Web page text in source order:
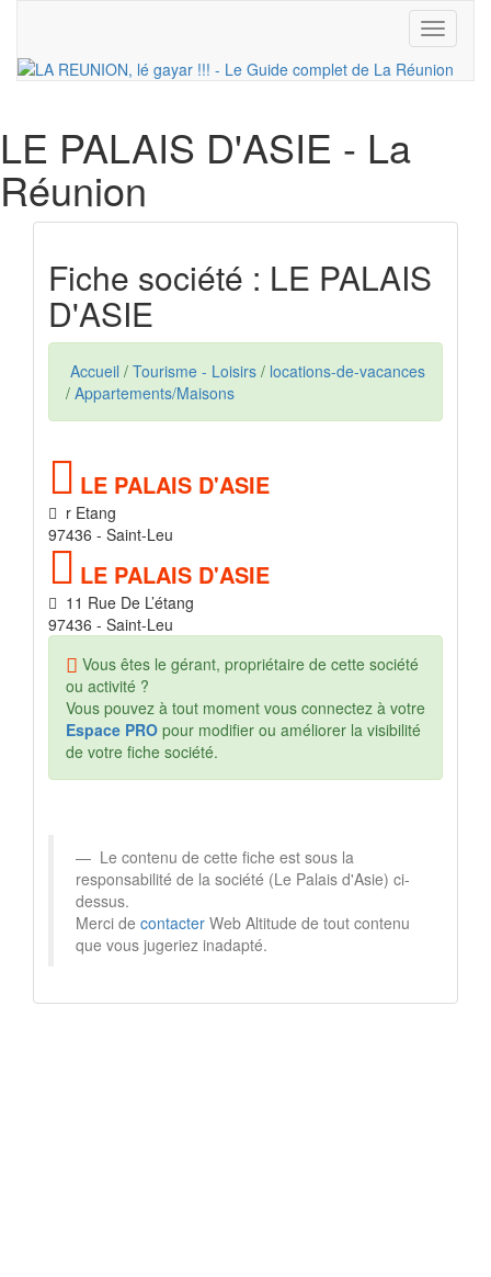
Toggle
LE PALAIS D'ASIE - La
Réunion
Fiche société : LE PALAIS
D'ASIE
Accueil / Tourisme - Loisirs / locations-de-vacances
/ Appartements/Maisons
LE PALAIS D'ASIE
r Etang
97436 - Saint-Leu
LE PALAIS D'ASIE
11 Rue De L’étang
97436 - Saint-Leu
Vous êtes le gérant, propriétaire de cette société
ou activité ?
Vous pouvez à tout moment vous connectez à votre
Espace PRO pour modifier ou améliorer la visibilité
de votre fiche société.
Le contenu de cette fiche est sous la
responsabilité de la société (Le Palais d'Asie) ci-
dessus.
Merci de contacter Web Altitude de tout contenu
que vous jugeriez inadapté.